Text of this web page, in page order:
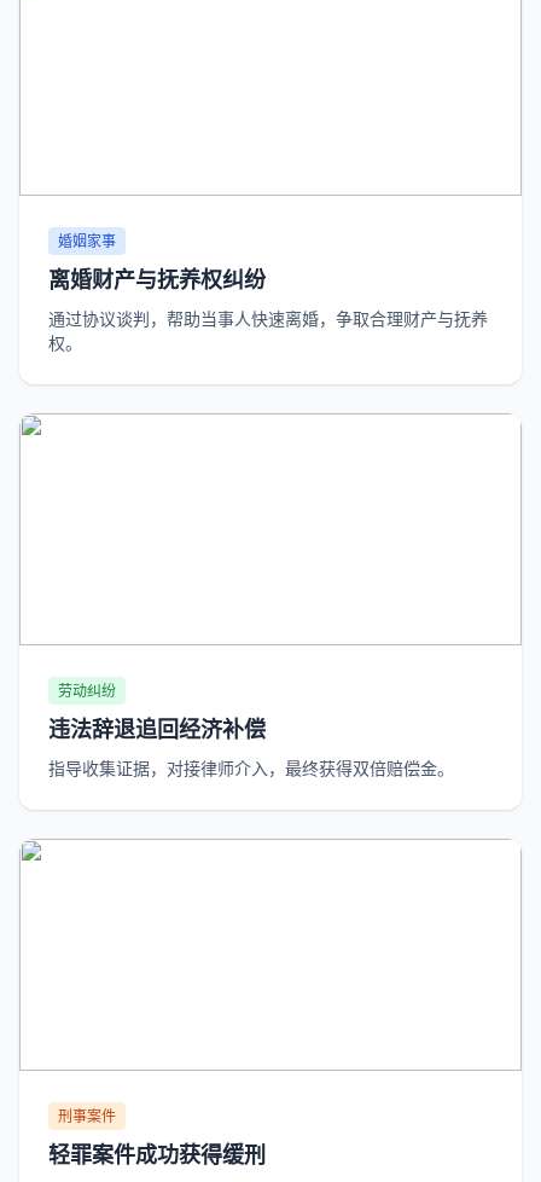
婚姻家事
离婚财产与抚养权纠纷
通过协议谈判，帮助当事人快速离婚，争取合理财产与抚养
权。
劳动纠纷
违法辞退追回经济补偿
指导收集证据，对接律师介入，最终获得双倍赔偿金。
刑事案件
轻罪案件成功获得缓刑